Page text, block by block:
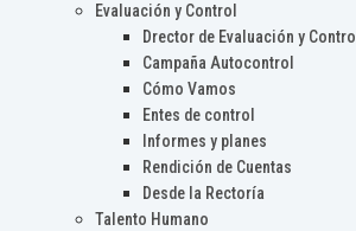
Evaluación y Control
Drector de Evaluación y Control
Campaña Autocontrol
Cómo Vamos
Entes de control
Informes y planes
Rendición de Cuentas
Desde la Rectoría
Talento Humano